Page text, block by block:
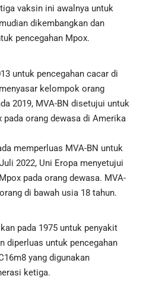
vaksin ini awalnya untuk
dikembangkan dan
pencegahan Mpox.
untuk pencegahan cacar di
kelompok orang
2019, MVA-BN disetujui untuk
pada orang dewasa di Amerika
memperluas MVA-BN untuk
2022, Uni Eropa menyetujui
pada orang dewasa. MVA-
di bawah usia 18 tahun.
pada 1975 untuk penyakit
diperluas untuk pencegahan
yang digunakan
ketiga.